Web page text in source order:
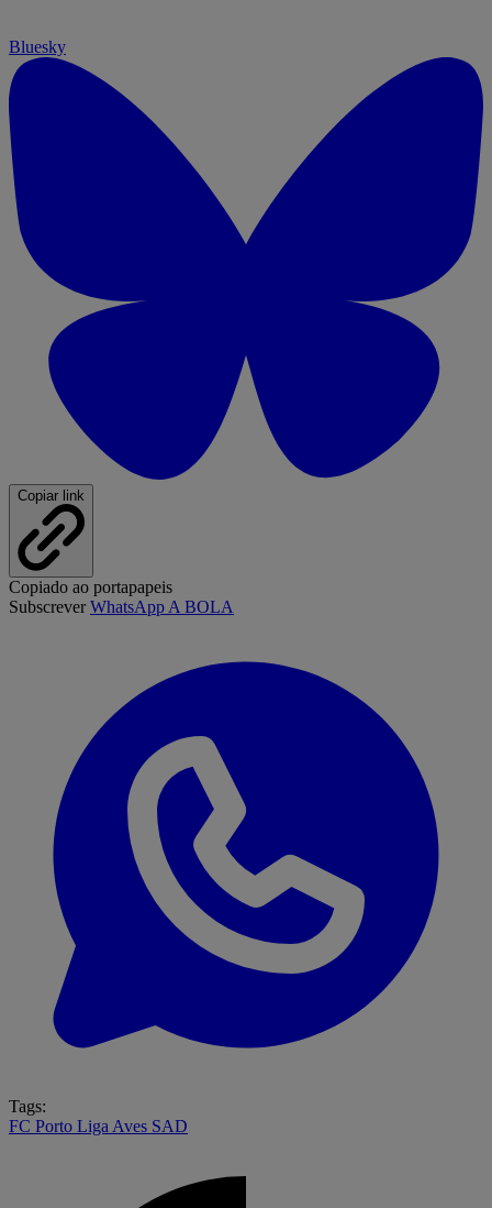
Bluesky
Copiar link
Copiado ao portapapeis
SubscreverWhatsApp A BOLA
Tags:
FC Porto Liga Aves SAD